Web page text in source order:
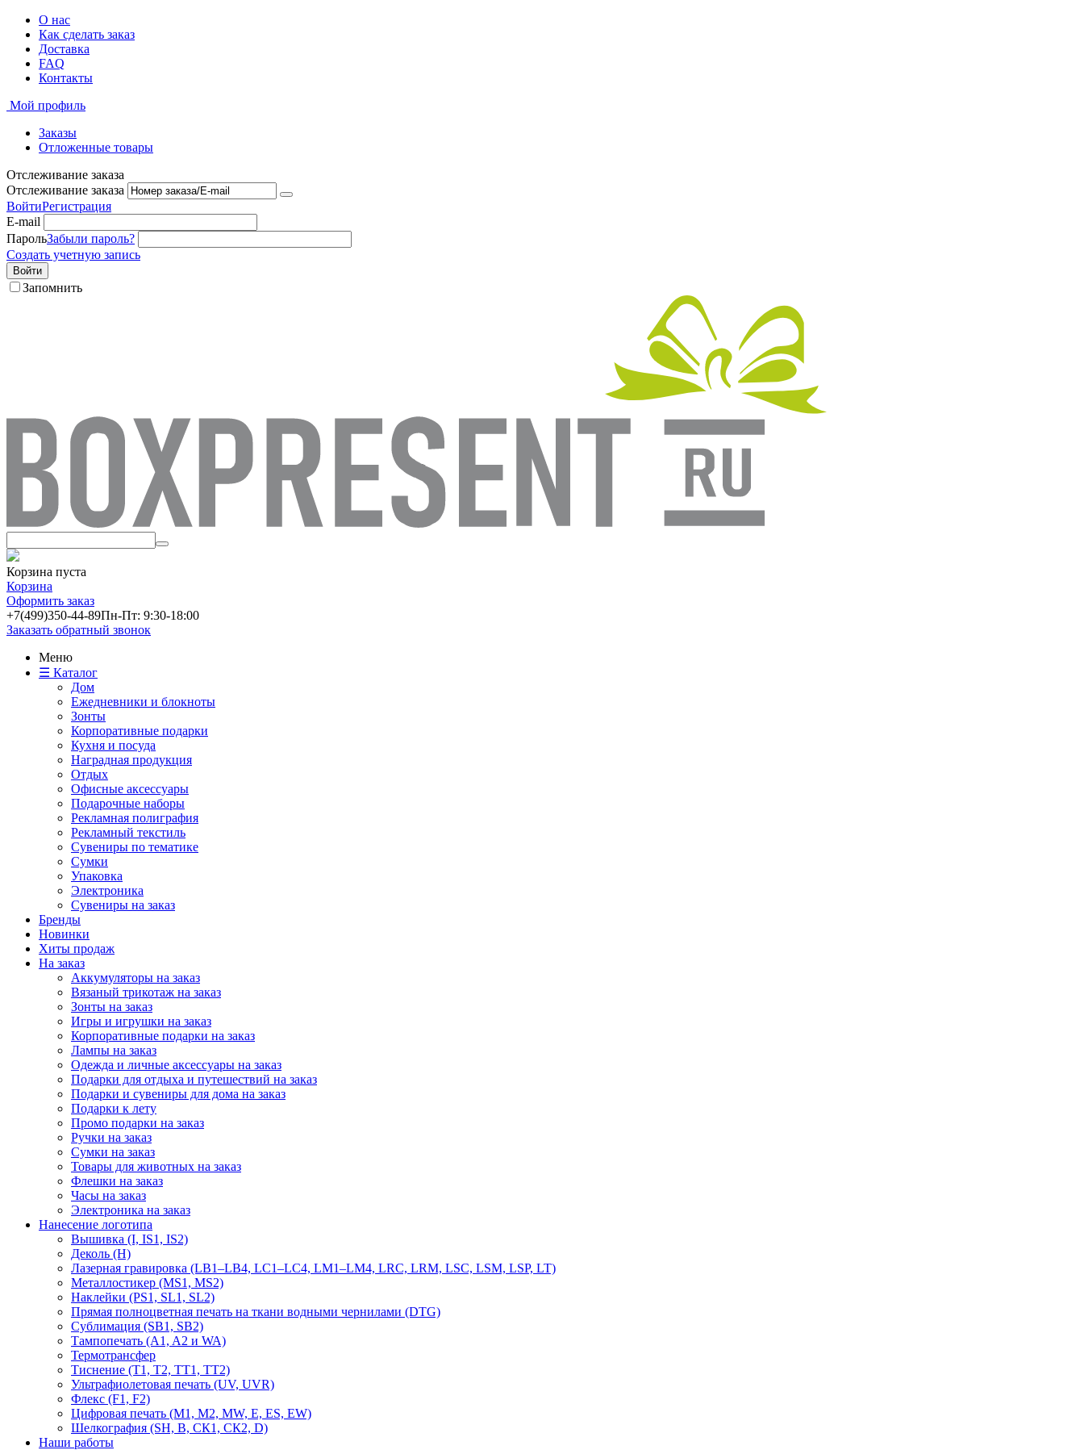
О нас
Как сделать заказ
Доставка
FAQ
Контакты
Мой профиль
Заказы
Отложенные товары
Отслеживание заказа
Отслеживание заказа
ВойтиРегистрация
E-mail
ПарольЗабыли пароль?
Создать учетную запись
Войти
Запомнить
Корзина пуста
Корзина
Оформить заказ
+7(499)350-44-89Пн-Пт: 9:30-18:00
Заказать обратный звонок
Меню
☰ Каталог
Дом
Ежедневники и блокноты
Зонты
Корпоративные подарки
Кухня и посуда
Наградная продукция
Отдых
Офисные аксессуары
Подарочные наборы
Рекламная полиграфия
Рекламный текстиль
Сувениры по тематике
Сумки
Упаковка
Электроника
Сувениры на заказ
Бренды
Новинки
Хиты продаж
На заказ
Аккумуляторы на заказ
Вязаный трикотаж на заказ
Зонты на заказ
Игры и игрушки на заказ
Корпоративные подарки на заказ
Лампы на заказ
Одежда и личные аксессуары на заказ
Подарки для отдыха и путешествий на заказ
Подарки и сувениры для дома на заказ
Подарки к лету
Промо подарки на заказ
Ручки на заказ
Сумки на заказ
Товары для животных на заказ
Флешки на заказ
Часы на заказ
Электроника на заказ
Нанесение логотипа
Вышивка (I, IS1, IS2)
Деколь (H)
Лазерная гравировка (LB1–LB4, LC1–LC4, LM1–LM4, LRC, LRM, LSC, LSM, LSP, LT)
Металлостикер (MS1, MS2)
Наклейки (PS1, SL1, SL2)
Прямая полноцветная печать на ткани водными чернилами (DTG)
Сублимация (SB1, SB2)
Тампопечать (A1, A2 и WA)
Термотрансфер
Тиснение (Т1, Т2, ТT1, ТT2)
Ультрафиолетовая печать (UV, UVR)
Флекс (F1, F2)
Цифровая печать (M1, M2, MW, E, ES, EW)
Шелкография (SH, В, СК1, СК2, D)
Наши работы